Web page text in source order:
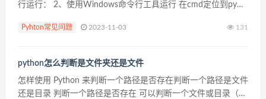
行运行： 2、使用Windows命令行工具运行 在cmd定位到py文
使用jup...
Pyhton常见问题 2023-11-03 131
python怎么判断是文件夹还是文件
怎样使用 Python 来判断一个路径是否存在判断一个路径是文件
还是目录 判断一个路径是否存在 可以判断一个文件或目录（文